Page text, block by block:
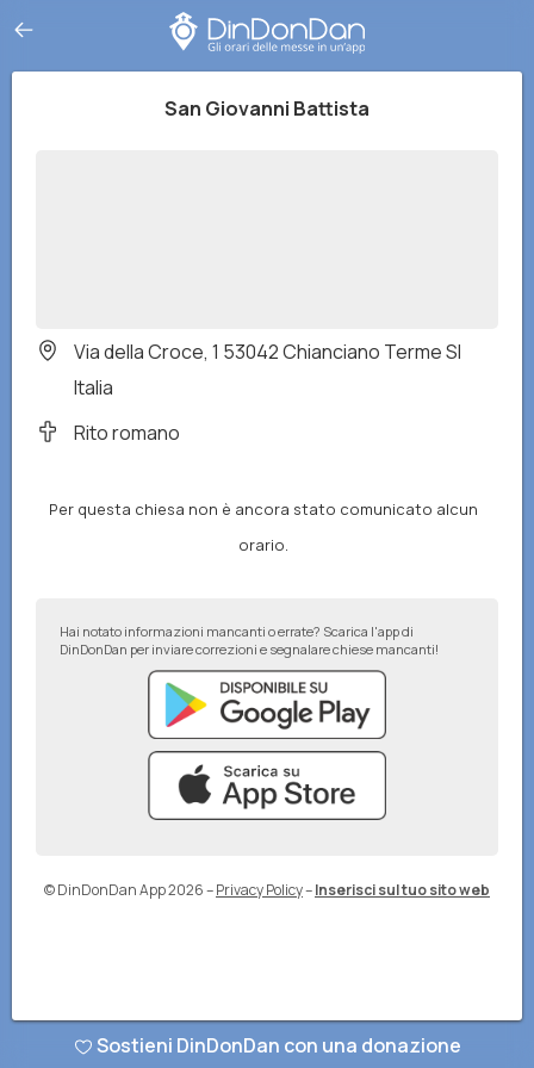
San Giovanni Battista
Via della Croce, 1 53042 Chianciano Terme SI
Italia
Rito romano
Per questa chiesa non è ancora stato comunicato alcun
orario.
Hai notato informazioni mancanti o errate? Scarica l'app di
DinDonDan per inviare correzioni e segnalare chiese mancanti!
© DinDonDan App 2026–Privacy Policy–Inserisci sul tuo sito web
Sostieni DinDonDan con una donazione